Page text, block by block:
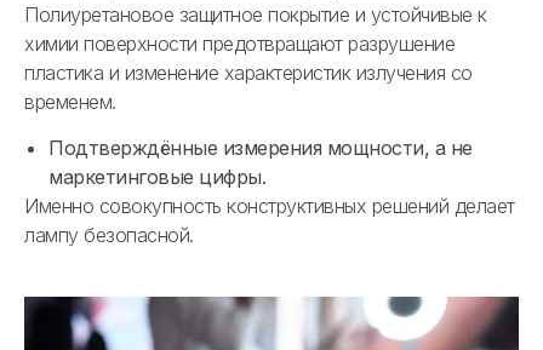
Полиуретановое защитное покрытие и устойчивые к
химии поверхности предотвращают разрушение
пластика и изменение характеристик излучения со
временем.
Подтверждённые измерения мощности, а не
маркетинговые цифры.
Именно совокупность конструктивных решений делает
лампу безопасной.